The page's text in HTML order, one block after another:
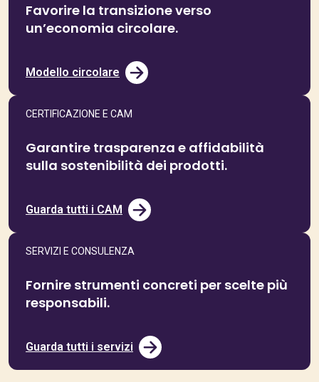
Favorire la transizione verso
un’economia circolare.
Modello circolare
CERTIFICAZIONE E CAM
Garantire trasparenza e affidabilità
sulla sostenibilità dei prodotti.
Guarda tutti i CAM
SERVIZI E CONSULENZA
Fornire strumenti concreti per scelte più
responsabili.
Guarda tutti i servizi